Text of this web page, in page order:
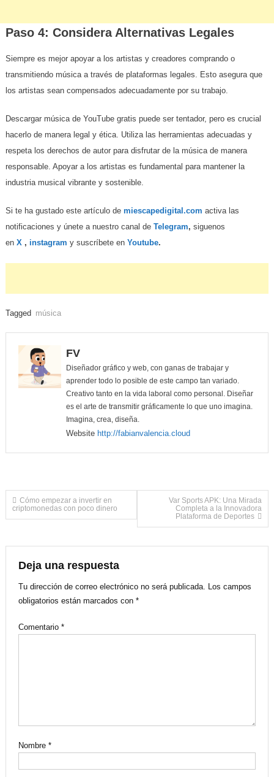
Paso 4: Considera Alternativas Legales
Siempre es mejor apoyar a los artistas y creadores comprando o
transmitiendo música a través de plataformas legales. Esto asegura que
los artistas sean compensados adecuadamente por su trabajo.
Descargar música de YouTube gratis puede ser tentador, pero es crucial
hacerlo de manera legal y ética. Utiliza las herramientas adecuadas y
respeta los derechos de autor para disfrutar de la música de manera
responsable. Apoyar a los artistas es fundamental para mantener la
industria musical vibrante y sostenible.
Si te ha gustado este artículo de miescapedigital.com activa las
notificaciones y únete a nuestro canal de Telegram, siguenos
en X, instagram y suscríbete en Youtube.
Tagged música
FV
Diseñador gráfico y web, con ganas de trabajar y
aprender todo lo posible de este campo tan variado.
Creativo tanto en la vida laboral como personal. Diseñar
es el arte de transmitir gráficamente lo que uno imagina.
Imagina, crea, diseña.
Website http://fabianvalencia.cloud
Navegación
entradas
Cómo empezar a invertir en
criptomonedas con poco dinero
Var Sports APK: Una Mirada
Completa a la Innovadora
Plataforma de Deportes
Deja una respuesta
Tu dirección de correo electrónico no será publicada. Los campos
obligatorios están marcados con *
Comentario *
Nombre *